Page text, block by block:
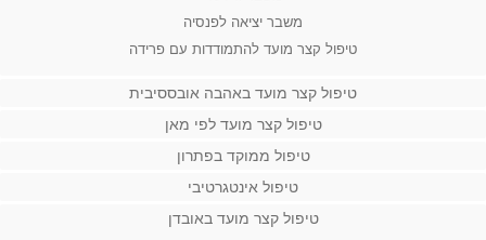
משבר יציאה לפנסיה
טיפול קצר מועד להתמודדות עם פרידה
טיפול קצר מועד באהבה אובססיבית
טיפול קצר מועד לפי מאן
טיפול ממוקד בפתרון
טיפול אינטגרטיבי
טיפול קצר מועד באובדן